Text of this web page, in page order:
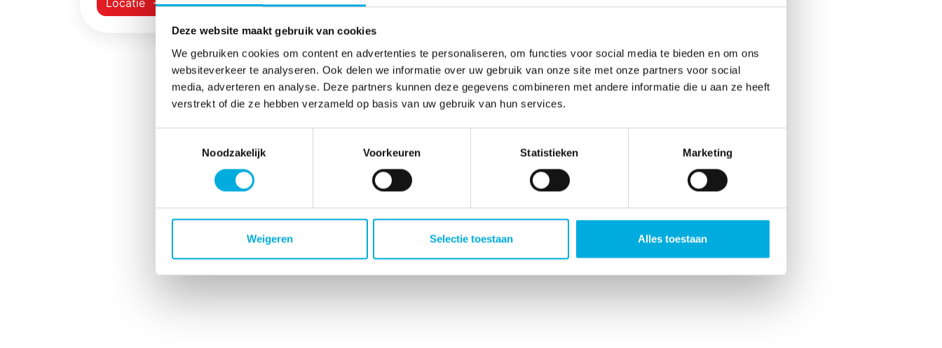
Deze website maakt gebruik van cookies
We gebruiken cookies om content en advertenties te personaliseren, om functies voor social media te bieden en om ons
websiteverkeer te analyseren. Ook delen we informatie over uw gebruik van onze site met onze partners voor social
media, adverteren en analyse. Deze partners kunnen deze gegevens combineren met andere informatie die u aan ze heeft
verstrekt of die ze hebben verzameld op basis van uw gebruik van hun services.
Noodzakelijk
Voorkeuren Statistieken Marketing
Weigeren Selectie toestaan Alles toestaan
CONTACT